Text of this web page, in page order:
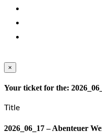
×
Your ticket for the:
Title
2026_06_17 – Abenteuer